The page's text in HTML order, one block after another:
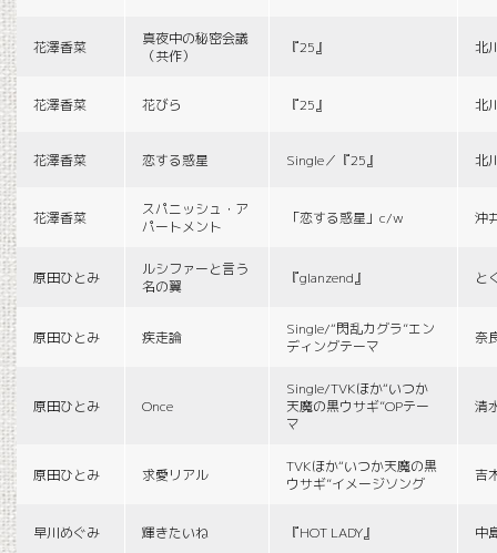
花澤香菜
真夜中の秘密会議
（共作）
『25』 北
花澤香菜 花びら 『25』 北
花澤香菜 恋する惑星 Single／『25』 北
花澤香菜
スパニッシュ・ア
パートメント
「恋する惑星」c/w 沖
原田ひとみ
ルシファーと言う
名の翼
『glanzend』 と
原田ひとみ 疾走論
Single/“閃乱カグラ”エン
ディングテーマ
奈
原田ひとみ Once
Single/TVKほか“いつか
天魔の黒ウサギ”OPテー
マ
清
原田ひとみ 求愛リアル
TVKほか“いつか天魔の黒
ウサギ”イメージソング
吉
早川めぐみ 輝きたいね 『HOT LADY』 中